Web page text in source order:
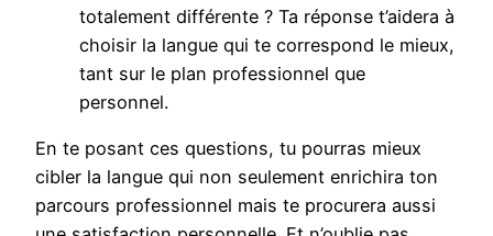
totalement différente ? Ta réponse t’aidera à
choisir la langue qui te correspond le mieux,
tant sur le plan professionnel que
personnel.
En te posant ces questions, tu pourras mieux
cibler la langue qui non seulement enrichira ton
parcours professionnel mais te procurera aussi